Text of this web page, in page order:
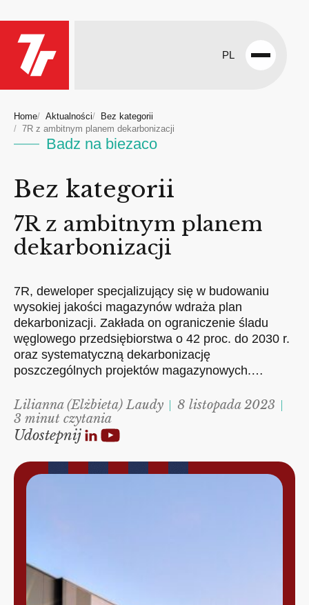
PL
Open
Home Aktualności
Bez kategorii
7R z ambitnym planem dekarbonizacji
Badz na biezaco
Bez kategorii
7R z ambitnym planem
dekarbonizacji
7R, deweloper specjalizujący się w budowaniu
wysokiej jakości magazynów wdraża plan
dekarbonizacji. Zakłada on ograniczenie śladu
węglowego przedsiębiorstwa o 42 proc. do 2030 r.
oraz systematyczną dekarbonizację
poszczególnych projektów magazynowych.…
Lilianna (Elżbieta) Laudy
8 listopada 2023
3 minut czytania
Udostepnij